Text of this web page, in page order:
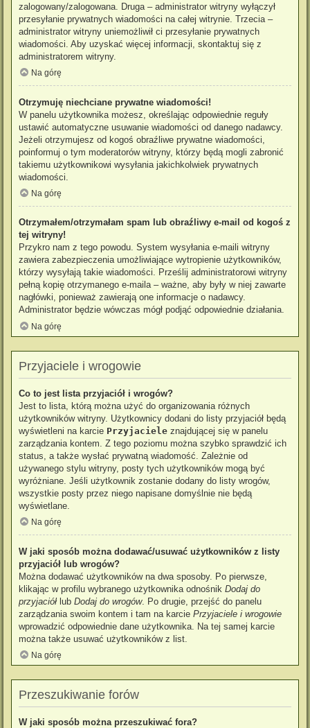
zalogowany/zalogowana. Druga – administrator witryny wyłączył
przesyłanie prywatnych wiadomości na całej witrynie. Trzecia –
administrator witryny uniemożliwił ci przesyłanie prywatnych
wiadomości. Aby uzyskać więcej informacji, skontaktuj się z
administratorem witryny.
Na górę
Otrzymuję niechciane prywatne wiadomości!
W panelu użytkownika możesz, określając odpowiednie reguły
ustawić automatyczne usuwanie wiadomości od danego nadawcy.
Jeżeli otrzymujesz od kogoś obraźliwe prywatne wiadomości,
poinformuj o tym moderatorów witryny, którzy będą mogli zabronić
takiemu użytkownikowi wysyłania jakichkolwiek prywatnych
wiadomości.
Na górę
Otrzymałem/otrzymałam spam lub obraźliwy e-mail od kogoś z
tej witryny!
Przykro nam z tego powodu. System wysyłania e-maili witryny
zawiera zabezpieczenia umożliwiające wytropienie użytkowników,
którzy wysyłają takie wiadomości. Prześlij administratorowi witryny
pełną kopię otrzymanego e-maila – ważne, aby były w niej zawarte
nagłówki, ponieważ zawierają one informacje o nadawcy.
Administrator będzie wówczas mógł podjąć odpowiednie działania.
Na górę
Przyjaciele i wrogowie
Co to jest lista przyjaciół i wrogów?
Jest to lista, którą można użyć do organizowania różnych
użytkowników witryny. Użytkownicy dodani do listy przyjaciół będą
wyświetleni na karcie Przyjaciele znajdującej się w panelu
zarządzania kontem. Z tego poziomu można szybko sprawdzić ich
status, a także wysłać prywatną wiadomość. Zależnie od
używanego stylu witryny, posty tych użytkowników mogą być
wyróżniane. Jeśli użytkownik zostanie dodany do listy wrogów,
wszystkie posty przez niego napisane domyślnie nie będą
wyświetlane.
Na górę
W jaki sposób można dodawać/usuwać użytkowników z listy
przyjaciół lub wrogów?
Można dodawać użytkowników na dwa sposoby. Po pierwsze,
klikając w profilu wybranego użytkownika odnośnik Dodaj do
przyjaciół lub Dodaj do wrogów. Po drugie, przejść do panelu
zarządzania swoim kontem i tam na karcie Przyjaciele i wrogowie
wprowadzić odpowiednie dane użytkownika. Na tej samej karcie
można także usuwać użytkowników z list.
Na górę
Przeszukiwanie forów
W jaki sposób można przeszukiwać fora?